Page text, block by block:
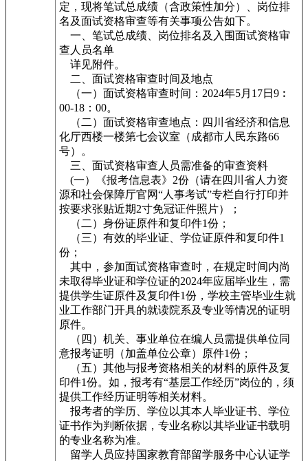
定，现将笔试总成绩（含政策性加分）、岗位排
名及面试资格审查等有关事项公告如下。
一、笔试总成绩、岗位排名及入围面试资格审
查人员名单
详见附件。
二、面试资格审查时间及地点
（一）面试资格审查时间：2024年5月17日9︰
00-18：00。
（二）面试资格审查地点：四川省经济和信息
化厅西楼一楼第七会议室（成都市人民东路66
号）。
三、面试资格审查人员需准备的审查资料
(一）《报考信息表》2份（请在四川省人力资
源和社会保障厅官网“人事考试”专栏自行打印并
按要求张贴近期2寸免冠证件照片）；
（二）身份证原件和复印件1份；
（三）有效的毕业证、学位证原件和复印件1
份；
其中，参加面试资格审查时，在规定时间内尚
未取得毕业证和学位证的2024年应届毕业生，需
提供学生证原件及复印件1份，学校主管毕业生就
业工作部门开具的就读院系及专业等情况的证明
原件。
（四）机关、事业单位在编人员需提供单位同
意报考证明（加盖单位公章）原件1份；
（五）其他与报考资格相关的材料的原件及复
印件1份。如，报考有“基层工作经历”岗位的，须
提供工作经历证明等相关材料。
报考者的学历、学位以其本人毕业证书、学位
证书作为判断依据，专业名称以其毕业证书载明
的专业名称为准。
留学人员应持国家教育部留学服务中心认证学